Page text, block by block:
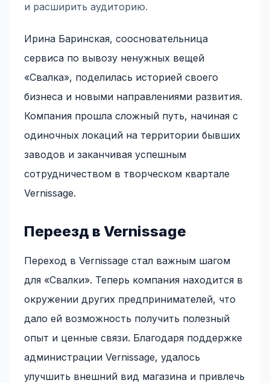
и расширить аудиторию.
Ирина Баринская, соосновательница
сервиса по вывозу ненужных вещей
«Свалка», поделилась историей своего
бизнеса и новыми направлениями развития.
Компания прошла сложный путь, начиная с
одиночных локаций на территории бывших
заводов и заканчивая успешным
сотрудничеством в творческом квартале
Vernissage.
Переезд в Vernissage
Переход в Vernissage стал важным шагом
для «Свалки». Теперь компания находится в
окружении других предпринимателей, что
дало ей возможность получить полезный
опыт и ценные связи. Благодаря поддержке
администрации Vernissage, удалось
улучшить внешний вид магазина и привлечь